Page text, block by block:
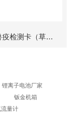
小反刍兽疫检测卡（草莓视频免费下载）
锂离子电池厂家
钣金机箱
量计